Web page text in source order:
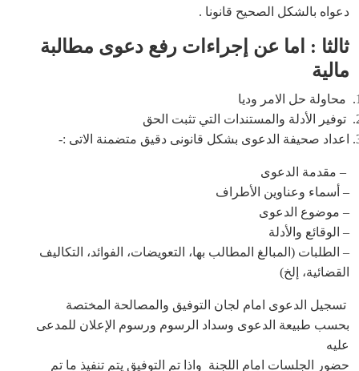
دعواه بالشكل الصحيح قانونا .
ثالثا : اما عن إجراءات رفع دعوى مطالبة
مالية
محاولة حل الامر وديا
توفير الأدلة والمستندات التي تثبت الحق
اعداد صحيفة الدعوى بشكل قانونى دقيق متضمنة الاتى :-
– مقدمة الدعوى
– أسماء وعناوين الأطراف
– موضوع الدعوى
– الوقائع والأدلة
– الطلبات (المبالغ المطالب بها، التعويضات، الفوائد، التكاليف
القضائية، إلخ)
تسجيل الدعوى امام لجان التوفيق والمصالحة المختصة
بحسب طبيعة الدعوى وسداد الرسوم ورسوم الإعلان للمدعى
عليه
حضور الجلسات امام اللجنة واذا تم التوفيق يتم تنفيذ ما تم